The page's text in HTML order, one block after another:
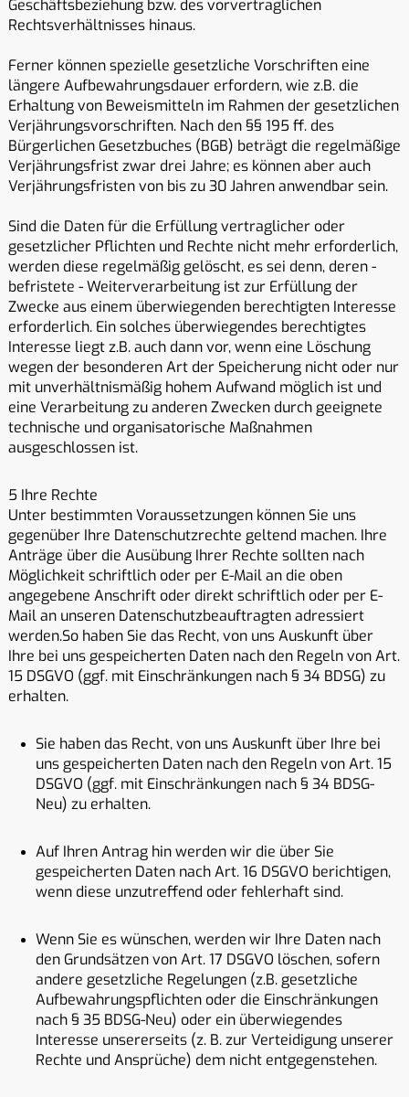
Geschäftsbeziehung bzw. des vorvertraglichen
Rechtsverhältnisses hinaus.
Ferner können spezielle gesetzliche Vorschriften eine
längere Aufbewahrungsdauer erfordern, wie z.B. die
Erhaltung von Beweismitteln im Rahmen der gesetzlichen
Verjährungsvorschriften. Nach den §§ 195 ff. des
Bürgerlichen Gesetzbuches (BGB) beträgt die regelmäßige
Verjährungsfrist zwar drei Jahre; es können aber auch
Verjährungsfristen von bis zu 30 Jahren anwendbar sein.
Sind die Daten für die Erfüllung vertraglicher oder
gesetzlicher Pflichten und Rechte nicht mehr erforderlich,
werden diese regelmäßig gelöscht, es sei denn, deren -
befristete - Weiterverarbeitung ist zur Erfüllung der
Zwecke aus einem überwiegenden berechtigten Interesse
erforderlich. Ein solches überwiegendes berechtigtes
Interesse liegt z.B. auch dann vor, wenn eine Löschung
wegen der besonderen Art der Speicherung nicht oder nur
mit unverhältnismäßig hohem Aufwand möglich ist und
eine Verarbeitung zu anderen Zwecken durch geeignete
technische und organisatorische Maßnahmen
ausgeschlossen ist.
5 Ihre Rechte
Unter bestimmten Voraussetzungen können Sie uns
gegenüber Ihre Datenschutzrechte geltend machen. Ihre
Anträge über die Ausübung Ihrer Rechte sollten nach
Möglichkeit schriftlich oder per E-Mail an die oben
angegebene Anschrift oder direkt schriftlich oder per E-
Mail an unseren Datenschutzbeauftragten adressiert
werden.So haben Sie das Recht, von uns Auskunft über
Ihre bei uns gespeicherten Daten nach den Regeln von Art.
15 DSGVO (ggf. mit Einschränkungen nach § 34 BDSG) zu
erhalten.
Sie haben das Recht, von uns Auskunft über Ihre bei
uns gespeicherten Daten nach den Regeln von Art. 15
DSGVO (ggf. mit Einschränkungen nach § 34 BDSG-
Neu) zu erhalten.
Auf Ihren Antrag hin werden wir die über Sie
gespeicherten Daten nach Art. 16 DSGVO berichtigen,
wenn diese unzutreffend oder fehlerhaft sind.
Wenn Sie es wünschen, werden wir Ihre Daten nach
den Grundsätzen von Art. 17 DSGVO löschen, sofern
andere gesetzliche Regelungen (z.B. gesetzliche
Aufbewahrungspflichten oder die Einschränkungen
nach § 35 BDSG-Neu) oder ein überwiegendes
Interesse unsererseits (z. B. zur Verteidigung unserer
Rechte und Ansprüche) dem nicht entgegenstehen.